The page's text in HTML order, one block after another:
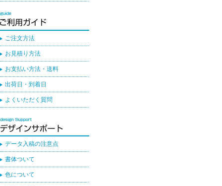
ご注文方法
お見積り方法
お支払い方法・送料
出荷日・到着日
よくいただく質問
データ入稿の注意点
書体ついて
色について